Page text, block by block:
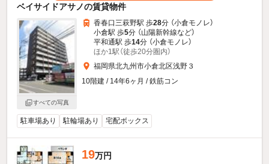
ベイサイドアサノの賃貸物件
すべての写真
香春口三萩野駅 歩28分 （小倉モノレ）
小倉駅 歩5分 （山陽新幹線など）
平和通駅 歩14分 （小倉モノレ）
ほか1駅（徒歩20分圏内）
福岡県北九州市小倉北区浅野３
10階建 / 14年6ヶ月 / 鉄筋コン
駐車場あり 駐輪場あり 宅配ボックス
19万円